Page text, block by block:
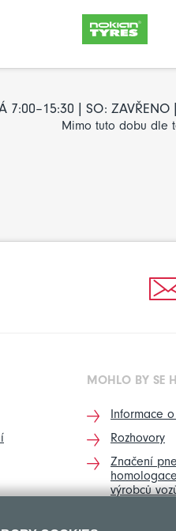
7:00–15:30 | SO:
Mimo tuto dobu dle
MOHLO BY SE
Informace
Rozhovory
Značení
výrobců